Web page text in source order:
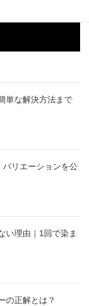
単な解決方法まで
リエーションを公
い理由｜1回で染ま
の正解とは？